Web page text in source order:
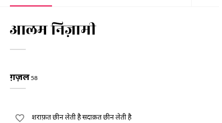
आलम निज़ामी
ग़ज़ल58
शराफ़त छीन लेती है सदाक़त छीन लेती है